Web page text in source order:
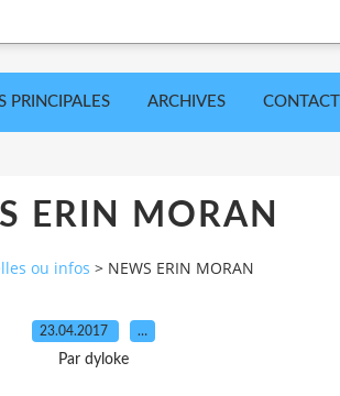
PRINCIPALES ARCHIVES CONTACT
ERIN MORAN
ou infos > NEWS ERIN MORAN
23.04.2017 …
Par dyloke